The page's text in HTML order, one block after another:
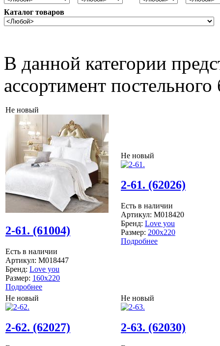
Каталог товаров
В данной категории
ассортимент постельного
Не новый
2-61. (61004)
Есть в наличии
Артикул: M018447
Бренд: Love you
Размер: 160x220
Подробнее
Не новый
2-61. (62026)
Есть в наличии
Артикул: M018420
Бренд: Love you
Размер: 200x220
Подробнее
Не новый
2-62. (62027)
Не новый
2-63. (62030)